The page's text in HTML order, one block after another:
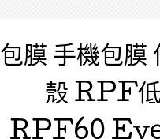
包膜 手機包膜
殼 RPF低